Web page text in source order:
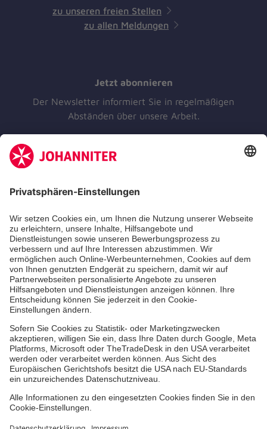
zu unseren freien Stellen
zu allen Meldungen
Jetzt abonnieren
Der Newsletter informiert Sie in regelmäßigen
Abständen über unsere Arbeit.
Unsere Standorte
Leistungen
Kennzahlen und Struktur
Als Pflegefachkraft arbeiten
Qualität
Unsere Spendenprojekte
Allgemeine Einkaufsbedingungen
Hinweisgebersystem